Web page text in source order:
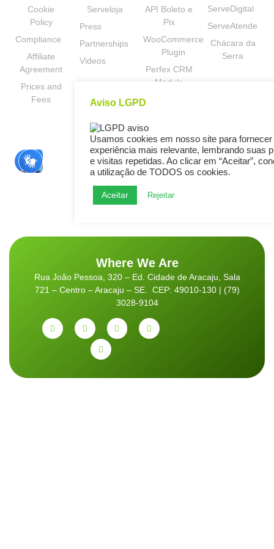
Cookie
Policy
Compliance
Affiliate
Agreement
Prices and
Fees
Serveloja
Press
Partnerships
Videos
API Boleto e
Pix
WooCommerce
Plugin
Perfex CRM
Module
API SaaS
ServeDigital
ServeAtende
Chácara da
Serra
Where We Are
Rua João Pessoa, 320 – Ed. Cidade de Aracaju, Sala
721 – Centro – Aracaju – SE. CEP: 49010-130 | (79)
3028-9104
Aviso LGPD
Usamos cookies em nosso site para fornecer
experiência mais relevante, lembrando suas
e visitas repetidas. Ao clicar em “Aceitar”,
a utilização de TODOS os cookies.
Aceitar Rejeitar